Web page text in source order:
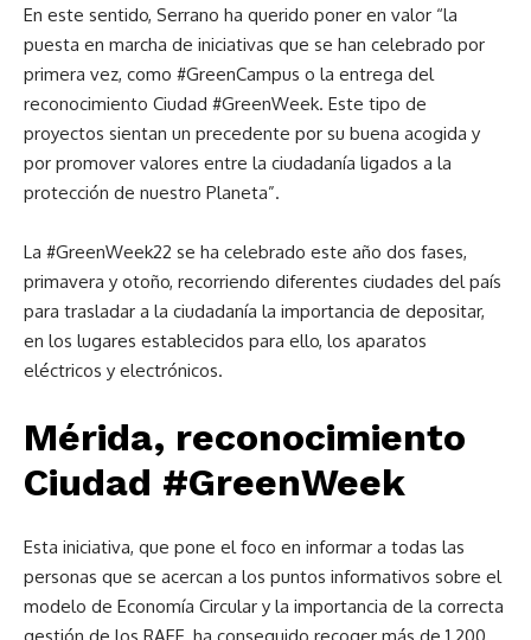
En este sentido, Serrano ha querido poner en valor “la
puesta en marcha de iniciativas que se han celebrado por
primera vez, como #GreenCampus o la entrega del
reconocimiento Ciudad #GreenWeek. Este tipo de
proyectos sientan un precedente por su buena acogida y
por promover valores entre la ciudadanía ligados a la
protección de nuestro Planeta”.
La #GreenWeek22 se ha celebrado este año dos fases,
primavera y otoño, recorriendo diferentes ciudades del país
para trasladar a la ciudadanía la importancia de depositar,
en los lugares establecidos para ello, los aparatos
eléctricos y electrónicos.
Mérida, reconocimiento
Ciudad #GreenWeek
Esta iniciativa, que pone el foco en informar a todas las
personas que se acercan a los puntos informativos sobre el
modelo de Economía Circular y la importancia de la correcta